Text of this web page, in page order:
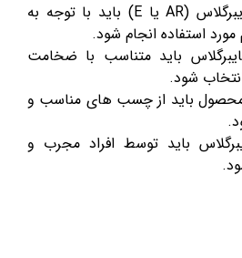
انتخاب نوع مش فایبرگلاس (AR یا E) باید با توجه به
استفاده انجام شود.
باید متناسب با ضخامت
شود.
باید از چسب های مناسب و
باید توسط افراد مجرب و